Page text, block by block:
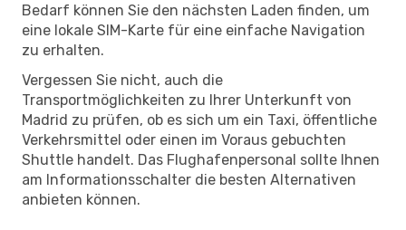
Bedarf können Sie den nächsten Laden finden, um
eine lokale SIM-Karte für eine einfache Navigation
zu erhalten.
Vergessen Sie nicht, auch die
Transportmöglichkeiten zu Ihrer Unterkunft von
Madrid zu prüfen, ob es sich um ein Taxi, öffentliche
Verkehrsmittel oder einen im Voraus gebuchten
Shuttle handelt. Das Flughafenpersonal sollte Ihnen
am Informationsschalter die besten Alternativen
anbieten können.